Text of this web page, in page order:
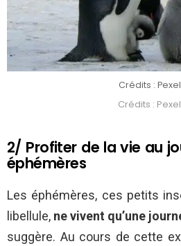
Crédits :
Crédits :
2/ Profiter de la vie au
éphémères
Les éphémères, ces petits
libellule, ne vivent qu’une
suggère. Au cours de cette